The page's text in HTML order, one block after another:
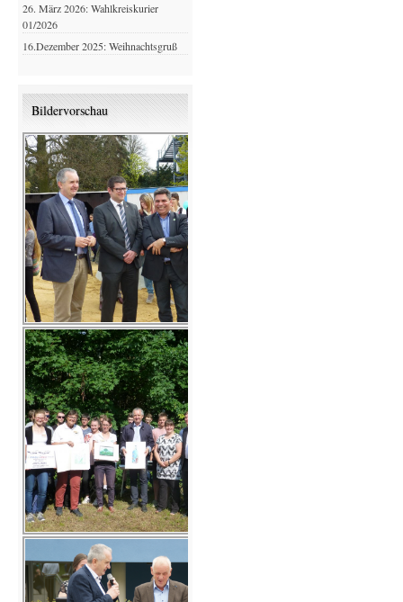
26. März 2026: Wahlkreiskurier
01/2026
16.Dezember 2025: Weihnachtsgruß
Bildervorschau